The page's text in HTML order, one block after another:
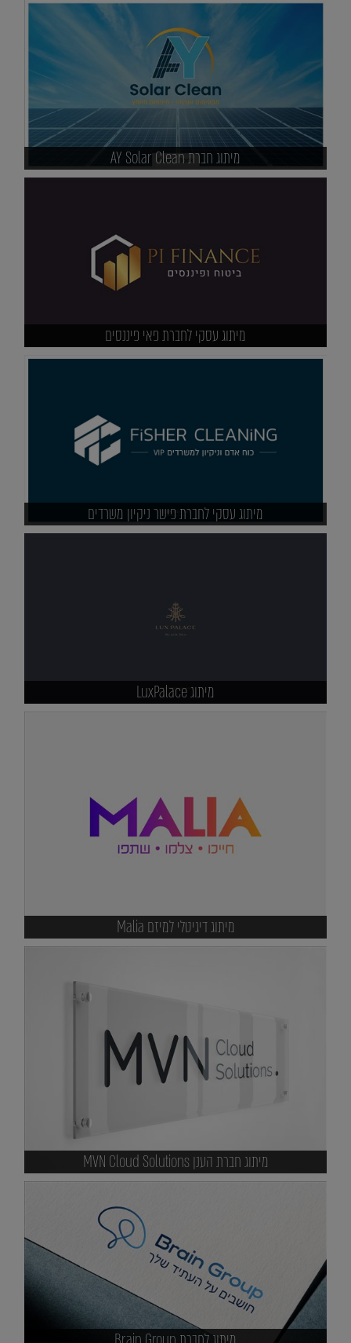
מיתוג חברת AY Solar Clean
מיתוג עסקי לחברת פאי פיננסים
מיתוג עסקי לחברת פישר ניקיון משרדים
מיתוג LuxPalace
מיתוג דיגיטלי למיזם Malia
מיתוג חברת הענן MVN Cloud Solutions